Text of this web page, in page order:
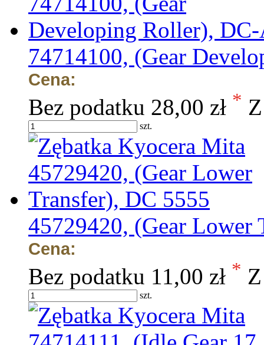
74714100, (Gear
Cena:
Bez podatku 28,00 zł *
szt.
45729420, (Gear Lower
Cena:
Bez podatku 11,00 zł *
szt.